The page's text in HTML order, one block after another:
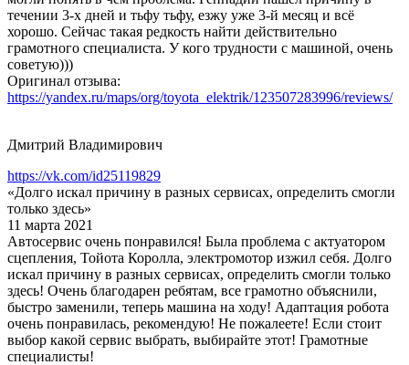
течении 3-х дней и тьфу тьфу, езжу уже 3-й месяц и всё
хорошо. Сейчас такая редкость найти действительно
грамотного специалиста. У кого трудности с машиной, очень
советую)))
Оригинал отзыва:
https://yandex.ru/maps/org/toyota_elektrik/123507283996/reviews/
Дмитрий Владимирович
https://vk.com/id25119829
«Долго искал причину в разных сервисах, определить смогли
только здесь»
11 марта 2021
Автосервис очень понравился! Была проблема с актуатором
сцепления, Тойота Королла, электромотор изжил себя. Долго
искал причину в разных сервисах, определить смогли только
здесь! Очень благодарен ребятам, все грамотно объяснили,
быстро заменили, теперь машина на ходу! Адаптация робота
очень понравилась, рекомендую! Не пожалеете! Если стоит
выбор какой сервис выбрать, выбирайте этот! Грамотные
специалисты!